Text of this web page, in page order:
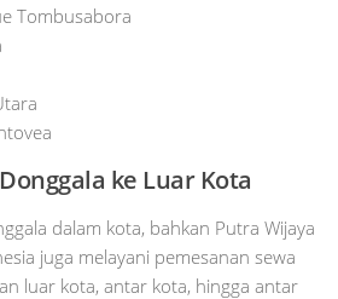
Tombusabora
ke Luar Kota
dalam kota, bahkan Putra Wijaya
juga melayani pemesanan sewa
luar kota, antar kota, hingga antar